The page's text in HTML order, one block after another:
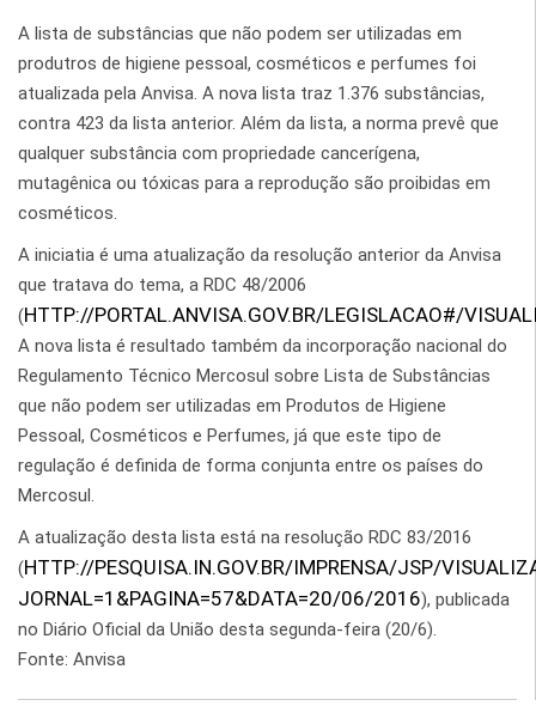
A lista de substâncias que não podem ser utilizadas em
produtros de higiene pessoal, cosméticos e perfumes foi
atualizada pela Anvisa. A nova lista traz 1.376 substâncias,
contra 423 da lista anterior. Além da lista, a norma prevê que
qualquer substância com propriedade cancerígena,
mutagênica ou tóxicas para a reprodução são proibidas em
cosméticos.
A iniciatia é uma atualização da resolução anterior da Anvisa
que tratava do tema, a RDC 48/2006
(HTTP://PORTAL.ANVISA.GOV.BR/LEGISLACAO#/
A nova lista é resultado também da incorporação nacional do
Regulamento Técnico Mercosul sobre Lista de Substâncias
que não podem ser utilizadas em Produtos de Higiene
Pessoal, Cosméticos e Perfumes, já que este tipo de
regulação é definida de forma conjunta entre os países do
Mercosul.
A atualização desta lista está na resolução RDC 83/2016
(HTTP://PESQUISA.IN.GOV.BR/IMPRENSA/JSP/
JORNAL=1&PAGINA=57&DATA=20/06/2016), publicada
no Diário Oficial da União desta segunda-feira (20/6).
Fonte: Anvisa